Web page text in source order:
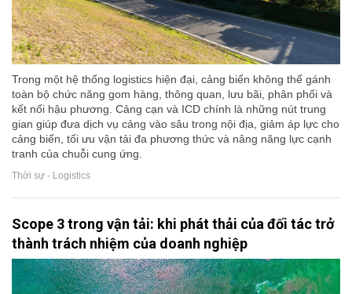
Trong một hệ thống logistics hiện đại, cảng biển không thể gánh
toàn bộ chức năng gom hàng, thông quan, lưu bãi, phân phối và
kết nối hậu phương. Cảng cạn và ICD chính là những nút trung
gian giúp đưa dịch vụ cảng vào sâu trong nội địa, giảm áp lực cho
cảng biển, tối ưu vận tải đa phương thức và nâng năng lực cạnh
tranh của chuỗi cung ứng.
Thời sự - Logistics
Scope 3 trong vận tải: khi phát thải của đối tác trở
thành trách nhiệm của doanh nghiệp